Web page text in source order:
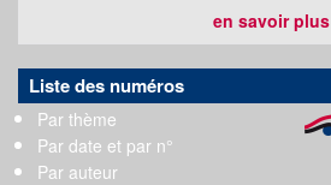
en savoir plus
Liste des numéros
Par thème
Par date et par n°
Par auteur